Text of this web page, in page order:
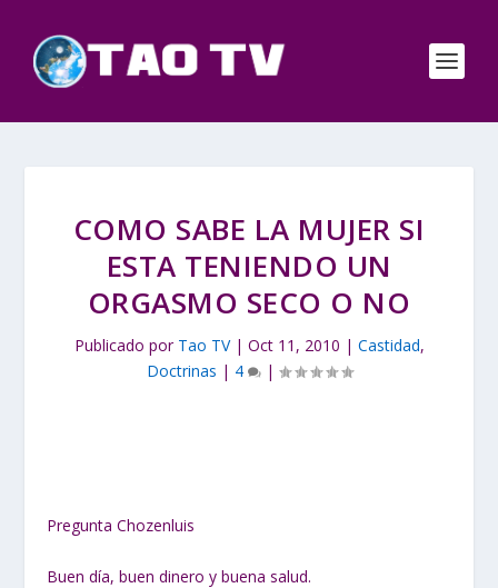
COMO SABE LA MUJER SI
ESTA TENIENDO UN
ORGASMO SECO O NO
Publicado por Tao TV| Oct 11, 2010 | Castidad,
Doctrinas | 4 |
Pregunta Chozenluis
Buen día, buen dinero y buena salud.